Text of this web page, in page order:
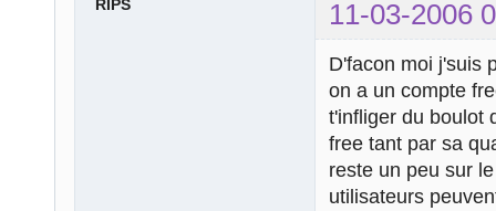
RIPS 11-03-2006
D'facon moi j'suis
on a un compte
t'infliger du boulot
free tant par sa
reste un peu sur
utilisateurs